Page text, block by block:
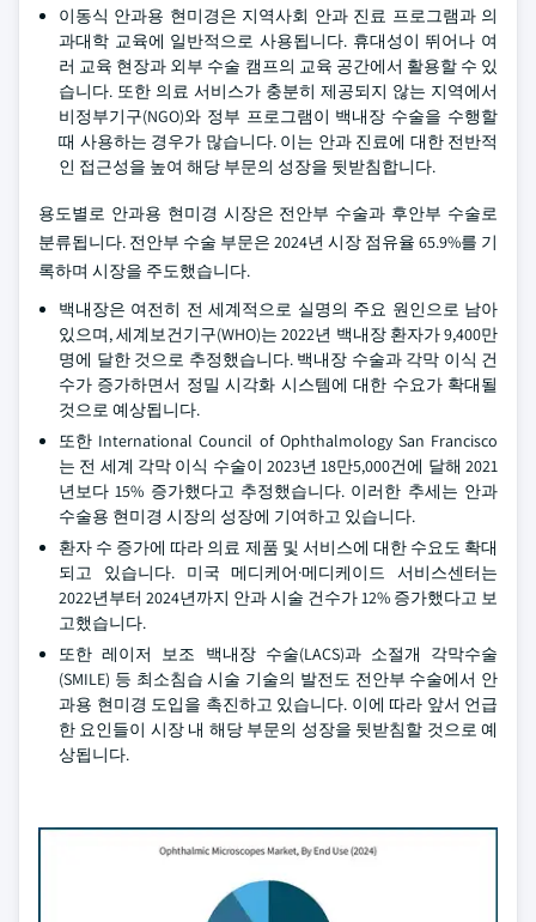
이동식 안과용 현미경은 지역사회 안과 진료 프로그램과 의
과대학 교육에 일반적으로 사용됩니다. 휴대성이 뛰어나 여
러 교육 현장과 외부 수술 캠프의 교육 공간에서 활용할 수 있
습니다. 또한 의료 서비스가 충분히 제공되지 않는 지역에서
비정부기구(NGO)와 정부 프로그램이 백내장 수술을 수행할
때 사용하는 경우가 많습니다. 이는 안과 진료에 대한 전반적
인 접근성을 높여 해당 부문의 성장을 뒷받침합니다.
용도별로 안과용 현미경 시장은 전안부 수술과 후안부 수술로
분류됩니다. 전안부 수술 부문은 2024년 시장 점유율 65.9%를 기
록하며 시장을 주도했습니다.
백내장은 여전히 전 세계적으로 실명의 주요 원인으로 남아
있으며, 세계보건기구(WHO)는 2022년 백내장 환자가 9,400만
명에 달한 것으로 추정했습니다. 백내장 수술과 각막 이식 건
수가 증가하면서 정밀 시각화 시스템에 대한 수요가 확대될
것으로 예상됩니다.
또한 International Council of Ophthalmology San Francisco
는 전 세계 각막 이식 수술이 2023년 18만5,000건에 달해 2021
년보다 15% 증가했다고 추정했습니다. 이러한 추세는 안과
수술용 현미경 시장의 성장에 기여하고 있습니다.
환자 수 증가에 따라 의료 제품 및 서비스에 대한 수요도 확대
되고 있습니다. 미국 메디케어·메디케이드 서비스센터는
2022년부터 2024년까지 안과 시술 건수가 12% 증가했다고 보
고했습니다.
또한 레이저 보조 백내장 수술(LACS)과 소절개 각막수술
(SMILE) 등 최소침습 시술 기술의 발전도 전안부 수술에서 안
과용 현미경 도입을 촉진하고 있습니다. 이에 따라 앞서 언급
한 요인들이 시장 내 해당 부문의 성장을 뒷받침할 것으로 예
상됩니다.